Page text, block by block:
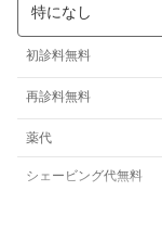
特になし
初診料無料
再診料無料
薬代
シェービング代無料